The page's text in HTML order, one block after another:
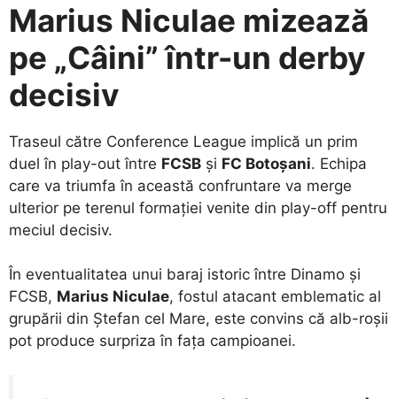
Marius Niculae mizează
pe „Câini” într-un derby
decisiv
​Traseul către Conference League implică un prim
duel în play-out între FCSB și FC Botoșani. Echipa
care va triumfa în această confruntare va merge
ulterior pe terenul formației venite din play-off pentru
meciul decisiv.
​În eventualitatea unui baraj istoric între Dinamo și
FCSB, Marius Niculae, fostul atacant emblematic al
grupării din Ștefan cel Mare, este convins că alb-roșii
pot produce surpriza în fața campioanei.